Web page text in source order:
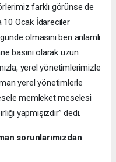
farklı görünse de
10 Ocak İdareciler
olmasını ben anlamlı
basını olarak uzun
yerel yönetimlerimizle
yerel yönetimlerle
memleket meselesi
yapmışızdır” dedi.
sorunlarımızdan